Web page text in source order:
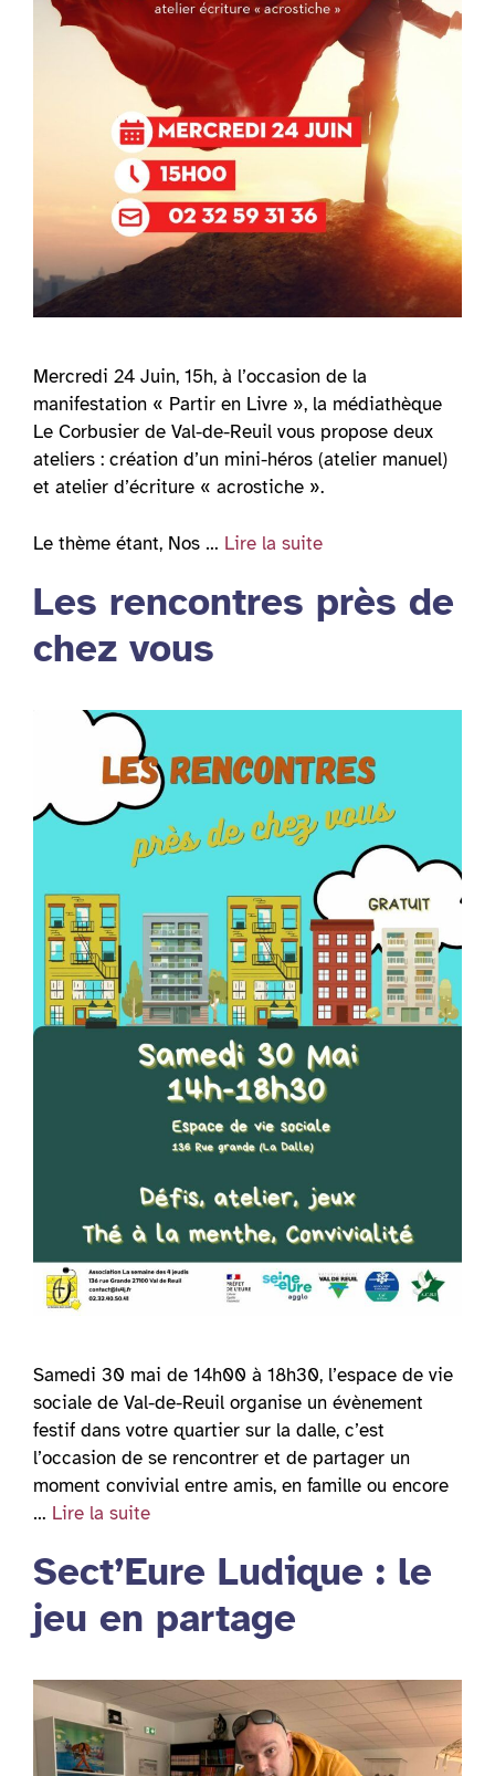
Mercredi 24 Juin, 15h, à l’occasion de la
manifestation « Partir en Livre », la médiathèque
Le Corbusier de Val-de-Reuil vous propose deux
ateliers : création d’un mini-héros (atelier manuel)
et atelier d’écriture « acrostiche ».
Le thème étant, Nos … Lire la suite
Les rencontres près de
chez vous
Samedi 30 mai de 14h00 à 18h30, l’espace de vie
sociale de Val-de-Reuil organise un évènement
festif dans votre quartier sur la dalle, c’est
l’occasion de se rencontrer et de partager un
moment convivial entre amis, en famille ou encore
… Lire la suite
Sect’Eure Ludique : le
jeu en partage